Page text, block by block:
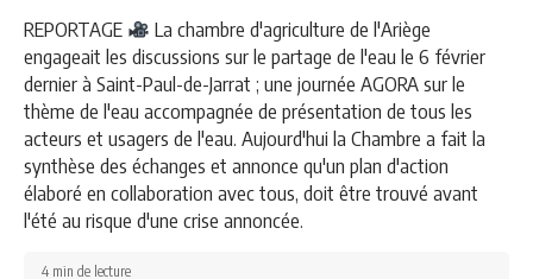
REPORTAGE
La chambre d'agriculture de l'Ariège
engageait les discussions sur le partage de l'eau le 6 février
dernier à Saint-Paul-de-Jarrat ; une journée AGORA sur le
thème de l'eau accompagnée de présentation de tous les
acteurs et usagers de l'eau. Aujourd'hui la Chambre a fait la
synthèse des échanges et annonce qu'un plan d'action
élaboré en collaboration avec tous, doit être trouvé avant
l'été au risque d'une crise annoncée.
4 min de lecture